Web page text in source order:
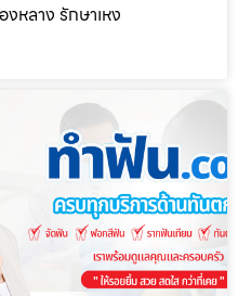
หลาง รักษาเหง